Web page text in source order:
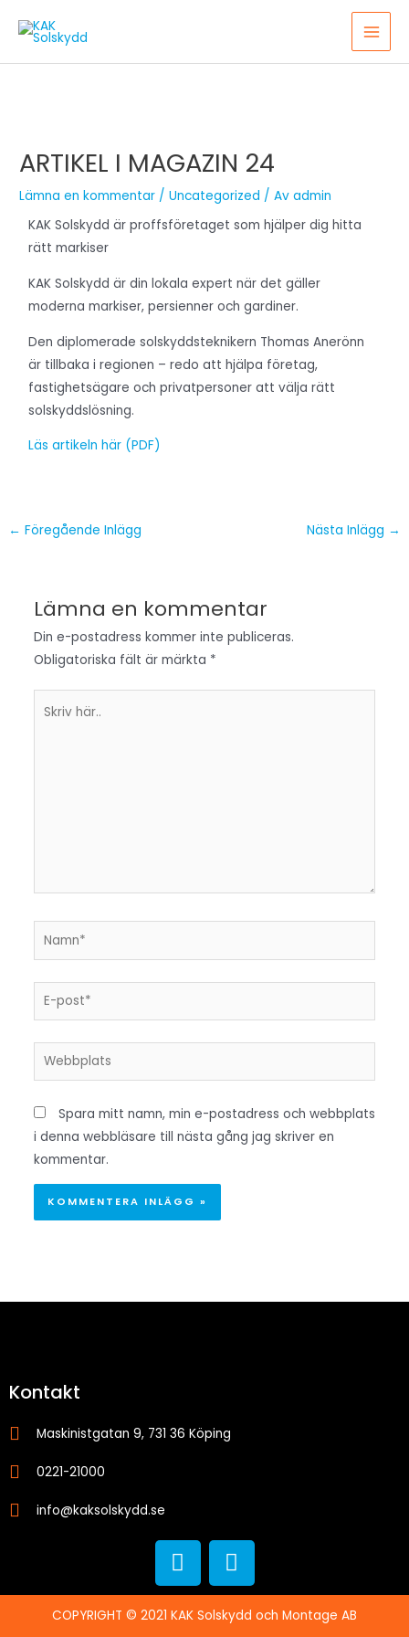
ARTIKEL I MAGAZIN 24
Lämna en kommentar /Uncategorized / Av admin
KAK Solskydd är proffsföretaget som hjälper dig hitta
rätt markiser
KAK Solskyddär din lokala expert när det gäller
moderna markiser, persienner och gardiner.
Den diplomerade solskyddsteknikern Thomas Anerönn
är tillbaka i regionen – redo att hjälpa företag,
fastighetsägare och privatpersoner att välja rätt
solskyddslösning.
Läs artikeln här (PDF)
← Föregående Inlägg Nästa Inlägg →
Lämna en kommentar
Din e-postadress kommer inte publiceras.
Obligatoriska fält är märkta *
Namn*
E-
Webbplats
Spara mitt namn, min e-postadress och webbplats
i denna webbläsare till nästa gång jag skriver en
kommentar.
Kontakt
Maskinistgatan 9, 731 36 Köping
0221-21000
info@kaksolskydd.se
F
a
c
e
I
n
s
t
COPYRIGHT © 2021 KAK Solskydd och Montage AB